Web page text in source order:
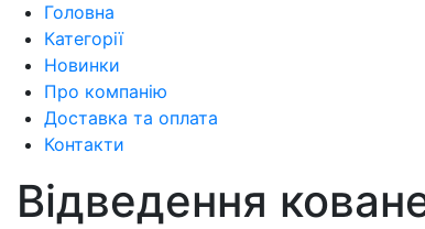
Головна
Категорії
Новинки
Про компанію
Доставка та оплата
Контакти
Відведення